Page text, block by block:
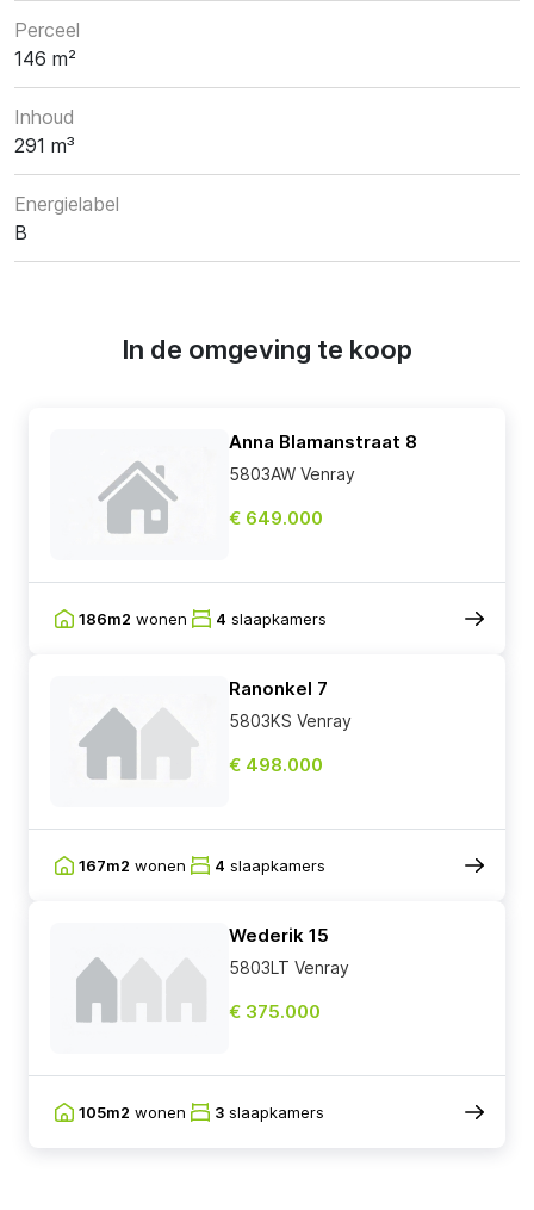
Perceel
146 m²
Inhoud
291 m³
Energielabel
B
In de omgeving te koop
Anna Blamanstraat 8
5803AW Venray
€ 649.000
186m2 wonen 4 slaapkamers
Ranonkel 7
5803KS Venray
€ 498.000
167m2 wonen 4 slaapkamers
Wederik 15
5803LT Venray
€ 375.000
105m2 wonen 3 slaapkamers